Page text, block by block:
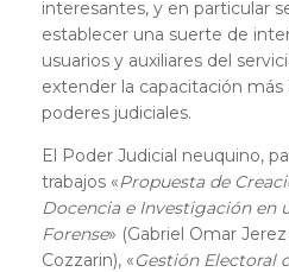
interesantes, y en particular
establecer una suerte de
usuarios y auxiliares del
extender la capacitación más
poderes judiciales.
El Poder Judicial neuquino,
trabajos «Propuesta de
Docencia e Investigación en
Forense» (Gabriel Omar
Cozzarin), «Gestión Electoral